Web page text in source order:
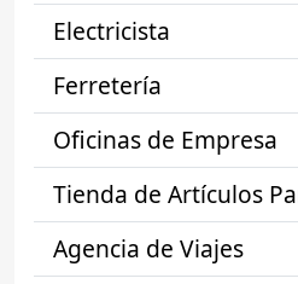
Electricista
Ferretería
Oficinas de Empresa
Tienda de Artículos
Agencia de Viajes